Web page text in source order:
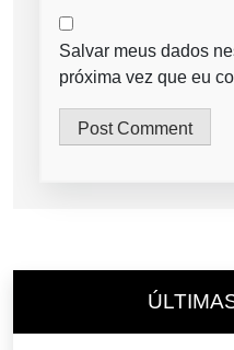
Salvar meus dados
próxima vez que eu